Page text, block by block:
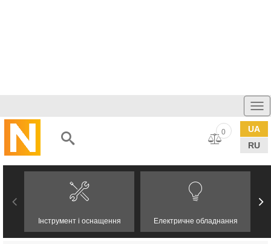
UA
RU
0
Інструмент і оснащення Електричне обладнання